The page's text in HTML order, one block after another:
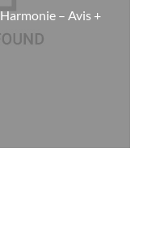
Harmonie – Avis +